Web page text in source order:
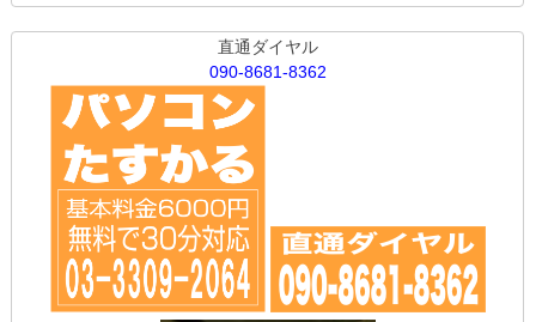
直通ダイヤル
090-8681-8362